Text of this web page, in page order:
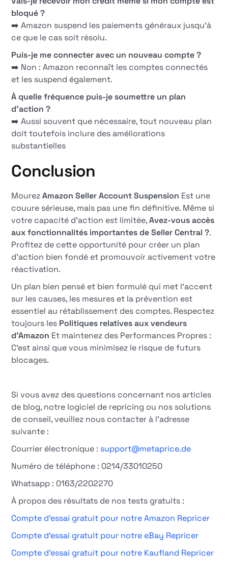
bloqué ?
➡️ Amazon suspend les paiements généraux jusqu'à
ce que le cas soit résolu.
Puis-je me connecter avec un nouveau compte ?
➡️ Non : Amazon reconnaît les comptes connectés
et les suspend également.
À quelle fréquence puis-je soumettre un plan
d'action ?
➡️ Aussi souvent que nécessaire, tout nouveau plan
doit toutefois inclure des améliorations
substantielles
Conclusion
MourezAmazon Seller Account Suspension Est une
couure sérieuse, mais pas une fin définitive. Même si
votre capacité d'action est limitée,Avez-vous accès
aux fonctionnalités importantes de Seller Central ?.
Profitez de cette opportunité pour créer un plan
d'action bien fondé et promouvoir activement votre
réactivation.
Un plan bien pensé et bien formulé qui met l'accent
sur les causes, les mesures et la prévention est
essentiel au rétablissement des comptes. Respectez
toujours les Politiques relatives aux vendeurs
d'Amazon Et maintenez des Performances Propres :
C'est ainsi que vous minimisez le risque de futurs
blocages.
Si vous avez des questions concernant nos articles
de blog, notre logiciel de repricing ou nos solutions
de conseil, veuillez nous contacter à l'adresse
suivante :
Courrier électronique : support@metaprice.de
Numéro de téléphone : 0214/33010250
Whatsapp : 0163/2202270
À propos des résultats de nos tests gratuits :
Compte d'essai gratuit pour notre Amazon Repricer
Compte d'essai gratuit pour notre eBay Repricer
Compte d'essai gratuit pour notre Kaufland Repricer